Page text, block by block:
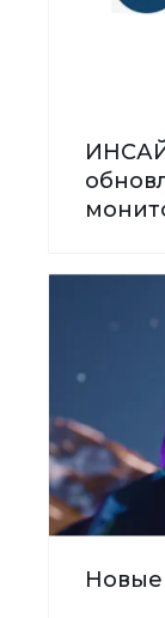
Новые